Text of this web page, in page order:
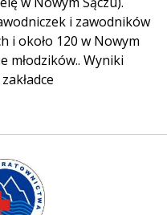
i zawodników
i około 120 w Nowym
młodzików.. Wyniki
WGiP